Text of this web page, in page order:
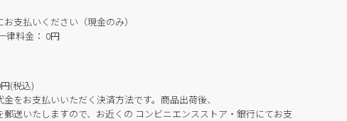
支払いください（現金のみ）
律料金： 0円
(税込)
をお支払いいただく決済方法です。商品出荷後、
送いたしますので、お近くの コンビニエンスストア・銀行にてお支